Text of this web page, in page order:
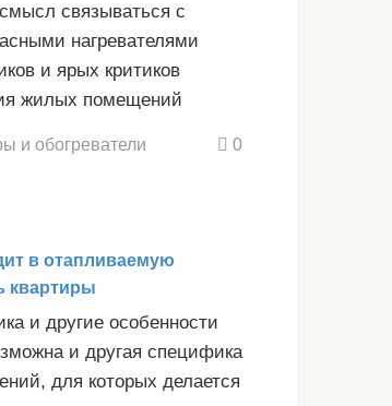
связываться с
нагревателями
и ярых критиков
жилых помещений
и обогреватели 0
в отапливаемую
квартиры
и другие особенности
и другая специфика
для которых делается